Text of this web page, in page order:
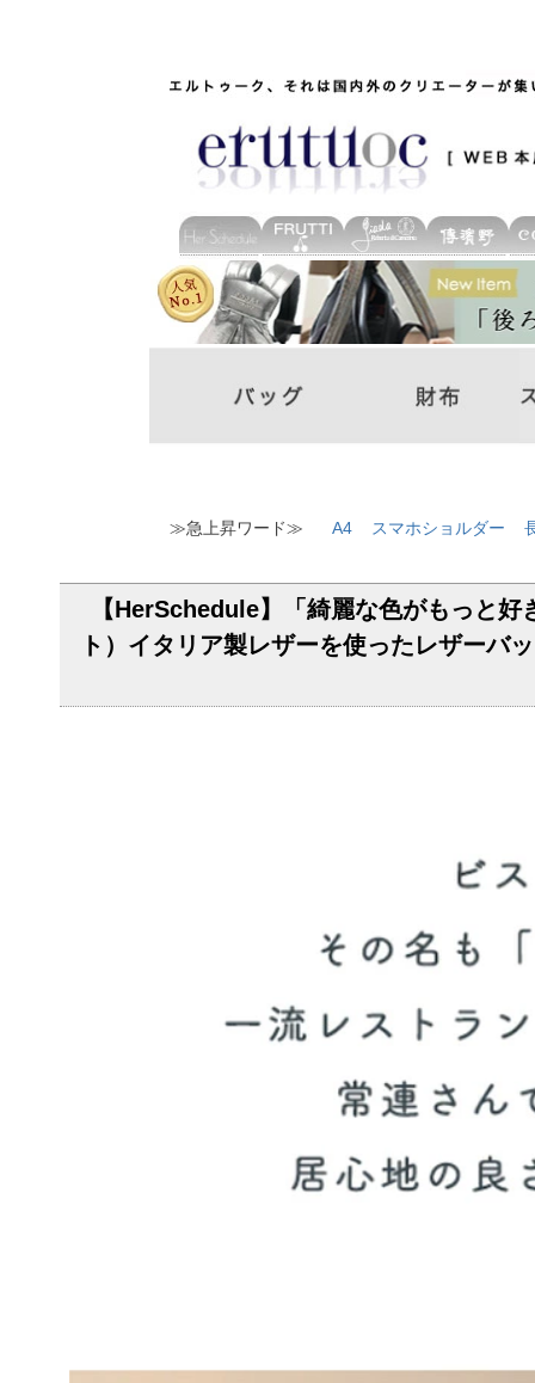
≫急上昇ワード≫ A4 スマホショルダー
【HerSchedule】「綺麗な色がもっと
ト）イタリア製レザーを使ったレザー